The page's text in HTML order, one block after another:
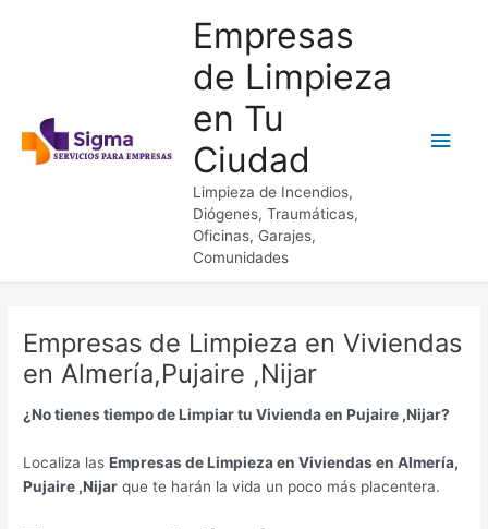
Empresas
de Limpieza
en Tu
Ciudad
Limpieza de Incendios,
Diógenes, Traumáticas,
Oficinas, Garajes,
Comunidades
Empresas de Limpieza en Viviendas
en Almería,Pujaire ,Nijar
¿No tienes tiempo de Limpiar tu Vivienda en Pujaire ,Nijar?
Localiza lasEmpresas de Limpieza en Viviendas en Almería,
Pujaire ,Nijar que te harán la vida un poco más placentera.